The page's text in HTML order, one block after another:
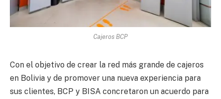
Cajeros BCP
Con el objetivo de crear la red más grande de cajeros
en Bolivia y de promover una nueva experiencia para
sus clientes, BCP y BISA concretaron un acuerdo para